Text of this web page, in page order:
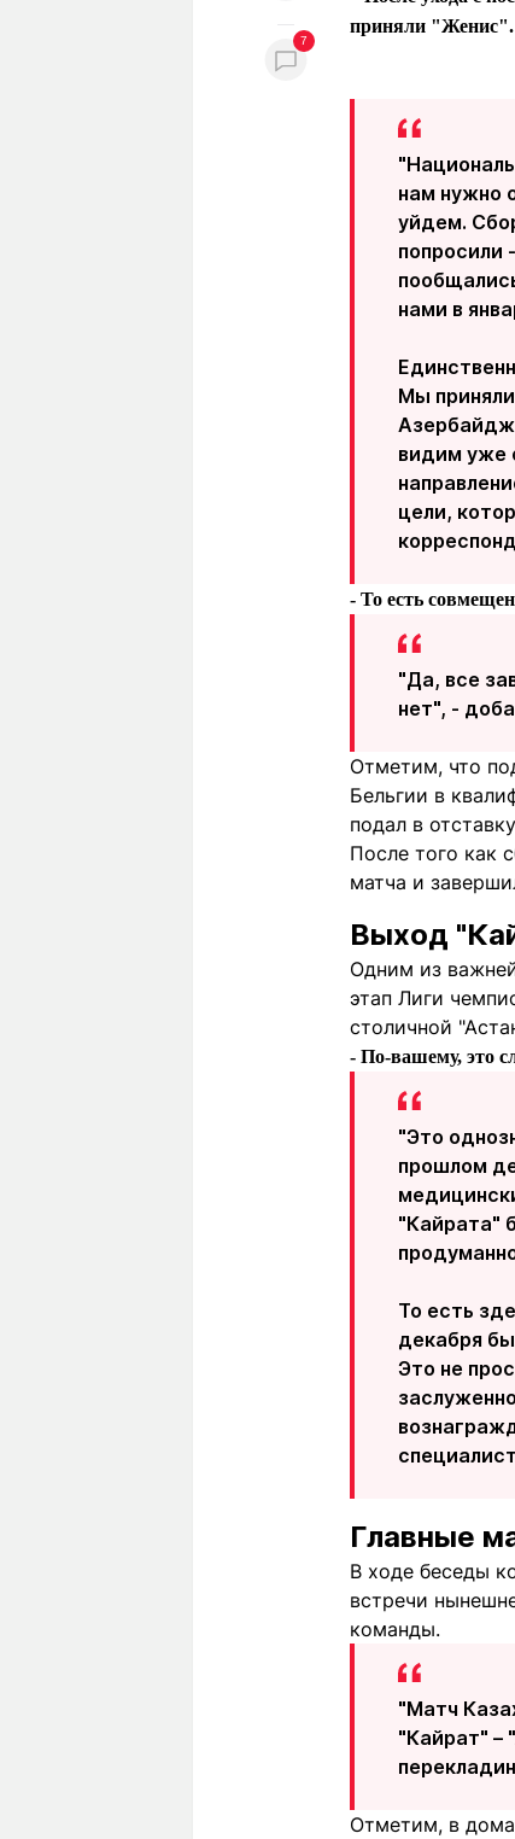
7
приняли "Женис".
нам нужно
уйдем.
попросили
нами в
Мы
видим уже
цели,
- То есть
"Да, все
нет", -
Отметим, что
Бельгии в
подал в
После того как
матча и
Выход
Одним из
этап Лиги
столичной
- По-вашему, это
"Это
прошлом
"Кайрата"
То есть
декабря
Это не
Главные
В ходе беседы
встречи
команды.
"Матч
"Кайрат" –
Отметим, в